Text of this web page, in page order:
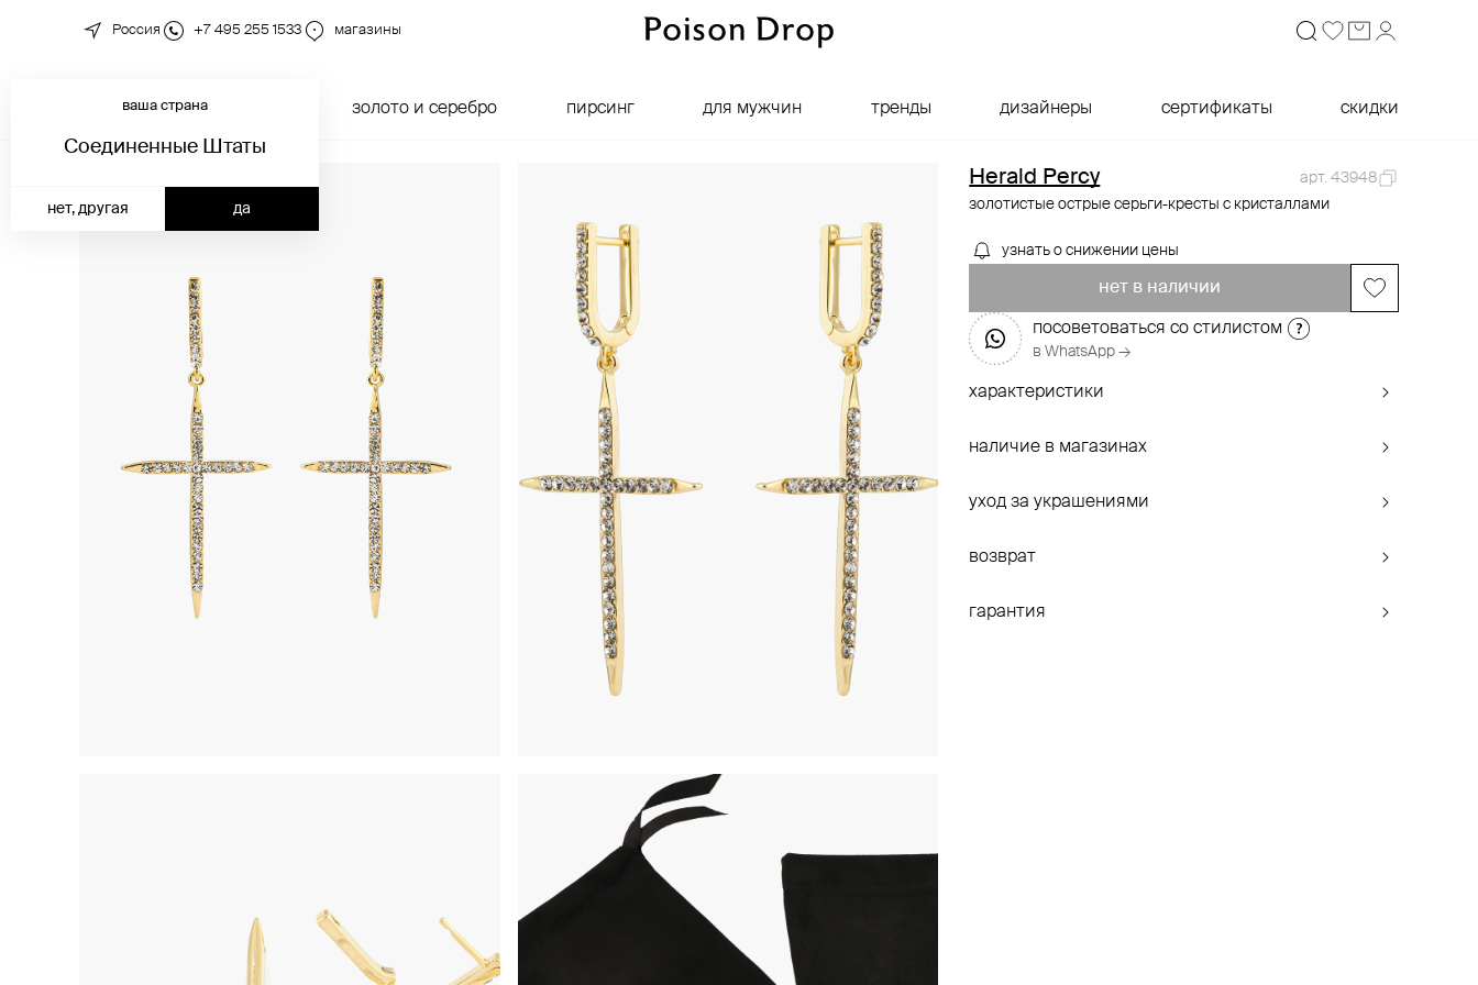
Россия +7 495 255 1533 магазины
новинки золото и серебро пирсинг для мужчин тренды дизайнеры сертификаты скидки
ваша страна
Соединенные Штаты
да
нет, другая
Herald Percy
арт. 43948
золотистые острые серьги-кресты с кристаллами
узнать о снижении цены
нет в наличии
посоветоваться со стилистом
в WhatsApp →
характеристики
наличие в магазинах
уход за украшениями
возврат
гарантия